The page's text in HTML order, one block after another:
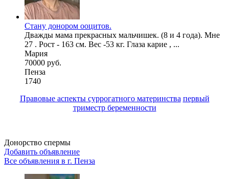
Стану донором ооцитов.
Дважды мама прекрасных мальчишек. (8 и 4 года). Мне
27 . Рост - 163 см. Вес -53 кг. Глаза карие , ...
Мария
70000 руб.
Пенза
1740
Правовые аспекты суррогатного материнства первый
триместр беременности
Донорство спермы
Добавить объявление
Все объявления в г. Пенза